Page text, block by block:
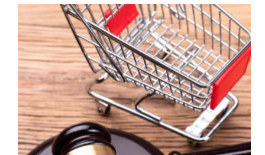
darmo,
ale
doświadczenie
Eksperta
jest
bezcenne.
Nadchodzi
nowa
era
produktów
edukacyjnych.